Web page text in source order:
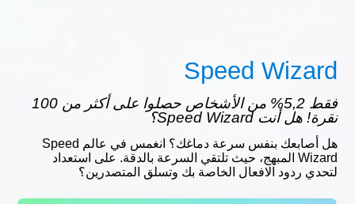
Speed Wizard
فقط 5,2% من الأشخاص حصلوا على أكثر من 100
نقرة! هل أنت Speed Wizard؟
هل أصابعك بنفس سرعة دماغك؟ انغمس في عالم Speed
Wizard المبهج، حيث تلتقي السرعة بالدقة. على استعداد
لتحدي ردود الافعال الخاصة بك وتسلق المتصدرين؟